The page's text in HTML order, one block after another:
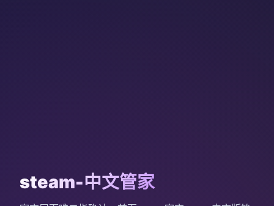
steam-中文管家